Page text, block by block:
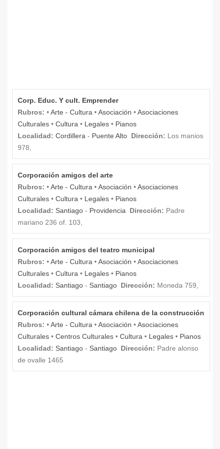
Corp. Educ. Y cult. Emprender
Rubros: •Arte - Cultura •Asociación •Asociaciones
Culturales • Cultura • Legales • Pianos
Localidad: Cordillera - Puente Alto Dirección: Los manios
978,
Corporación amigos del arte
Rubros: •Arte - Cultura •Asociación •Asociaciones
Culturales • Cultura • Legales • Pianos
Localidad: Santiago - Providencia Dirección: Padre
mariano 236 of. 103,
Corporación amigos del teatro municipal
Rubros: •Arte - Cultura •Asociación •Asociaciones
Culturales • Cultura • Legales • Pianos
Localidad: Santiago - Santiago Dirección: Moneda 759,
Corporación cultural cámara chilena de la construcción
Rubros: •Arte - Cultura •Asociación •Asociaciones
Culturales • Centros Culturales • Cultura • Legales • Pianos
Localidad: Santiago - Santiago Dirección: Padre alonso
de ovalle 1465